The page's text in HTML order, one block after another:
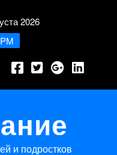
2026
и подростков